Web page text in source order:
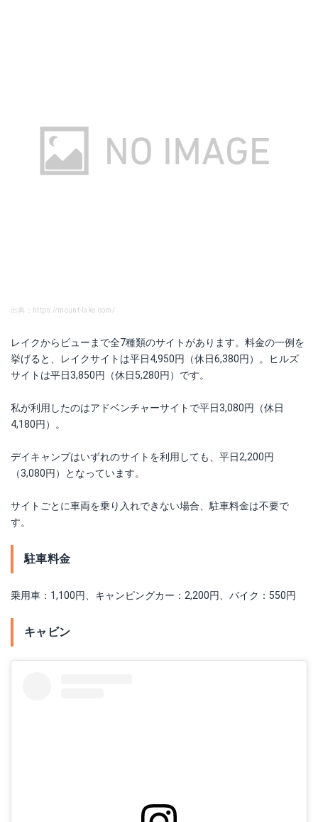
出典：https://mount-lake.com/
レイクからビューまで全7種類のサイトがあります。料金の一例を
挙げると、レイクサイトは平日4,950円（休日6,380円）。ヒルズ
サイトは平日3,850円（休日5,280円）です。
私が利用したのはアドベンチャーサイトで平日3,080円（休日
4,180円）。
デイキャンプはいずれのサイトを利用しても、平日2,200円
（3,080円）となっています。
サイトごとに車両を乗り入れできない場合、駐車料金は不要で
す。
駐車料金
乗用車：1,100円、キャンピングカー：2,200円、バイク：550円
キャビン